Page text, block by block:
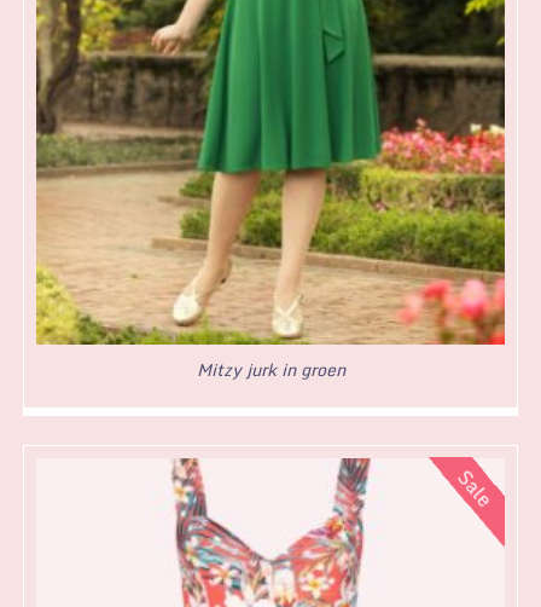
Mitzy jurk in groen